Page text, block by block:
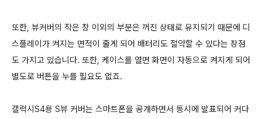
또한, 뷰커버의 작은 창 이외의 부분은 꺼진 상태로 유지되기 때문에 디
스플레이가 켜지는 면적이 줄게 되어 배터리도 절약할 수 있다는 장점
도 가지고 있습니다. 또한, 케이스를 열면 화면이 자동으로 켜지게 되어
별도로 버튼을 누를 필요도 없죠.
갤럭시S4용 S뷰 커버는 스마트폰을 공개하면서 동시에 발표되어 커다